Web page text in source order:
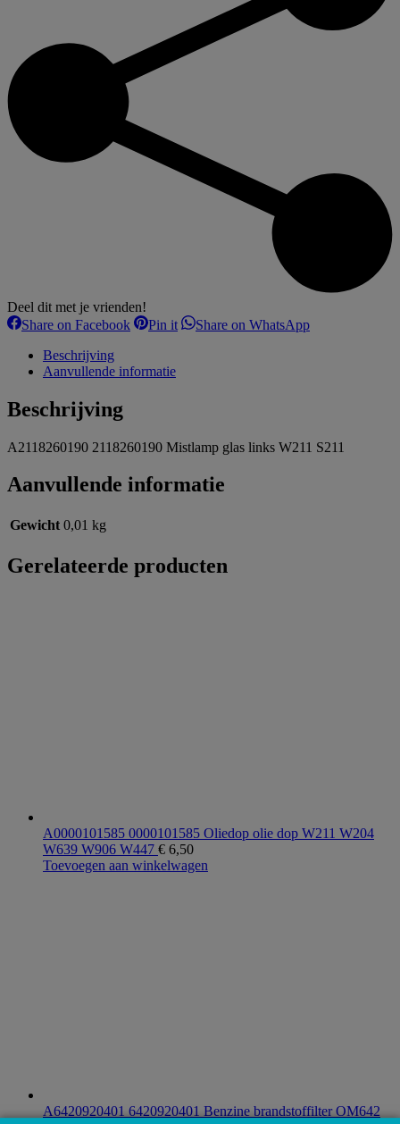
Deel dit met je vrienden!
Share on FacebookSharePin itShareShare on WhatsAppShare
Beschrijving
Aanvullende informatie
Beschrijving
A2118260190 2118260190 Mistlamp glas links W211 S211
Aanvullende informatie
Gewicht 0,01 kg
Gerelateerde producten
A0000101585 0000101585 Oliedop olie dop W211 W204
W639 W906 W447 € 6,50
Toevoegen aan winkelwagen
A6420920401 6420920401 Benzine brandstoffilter OM642